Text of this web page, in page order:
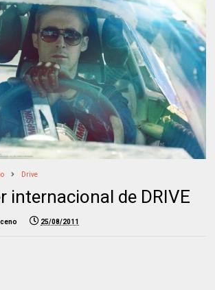
Drive
internacional de DRIVE
25/08/2011